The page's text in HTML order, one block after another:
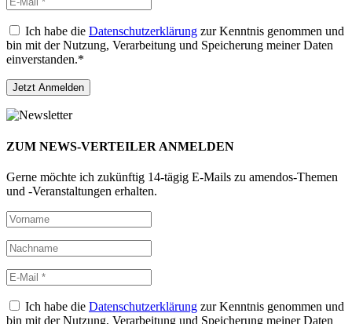
Ich habe die Datenschutzerklärung zur Kenntnis genommen und
bin mit der Nutzung, Verarbeitung und Speicherung meiner Daten
einverstanden.*
ZUM NEWS-VERTEILER ANMELDEN
Gerne möchte ich zukünftig 14-tägig E-Mails zu amendos-Themen
und -Veranstaltungen erhalten.
Ich habe die Datenschutzerklärung zur Kenntnis genommen und
bin mit der Nutzung, Verarbeitung und Speicherung meiner Daten